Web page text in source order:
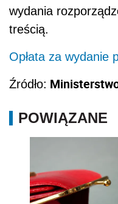
wydania
treścią.
Opłata za wydanie
Źródło:
POWIĄZANE